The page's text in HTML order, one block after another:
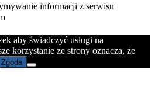
informacji z serwisu
aby świadczyć usługi na
korzystanie ze strony oznacza, że
Zgoda